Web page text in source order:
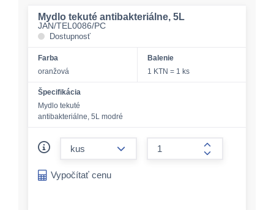
Mydlo tekuté antibakteriálne, 5L
JAN/TEL0086/PC
Dostupnosť
Farba
oranžová
Balenie
1 KTN = 1 ks
Špecifikácia
Mydlo tekuté
antibakteriálne, 5L modré
form.increase-
Vypočítať cenu